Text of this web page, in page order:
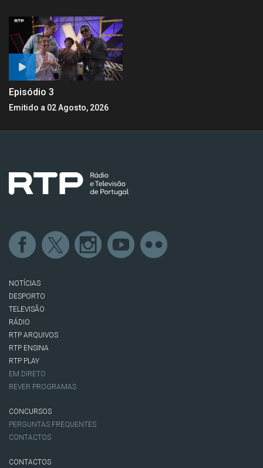
Episódio 3
Emitido a 02 Agosto, 2026
NOTÍCIAS
DESPORTO
TELEVISÃO
RÁDIO
RTP ARQUIVOS
RTP ENSINA
RTP PLAY
EM DIRETO
REVER PROGRAMAS
CONCURSOS
PERGUNTAS FREQUENTES
CONTACTOS
CONTACTOS